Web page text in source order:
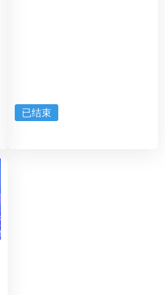
已结束